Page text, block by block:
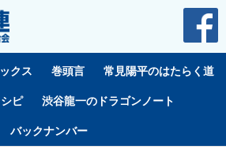
クス 巻頭言 常見陽平のはたらく道
ピ 渋谷龍一のドラゴンノート
バックナンバー